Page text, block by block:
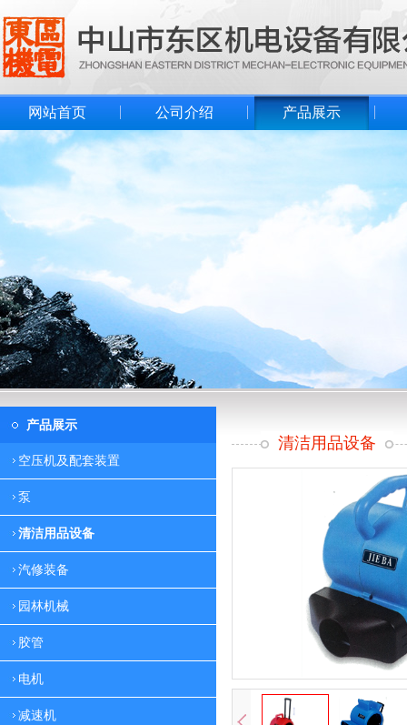
网站首页 公司介绍 产品展示
产品展示
空压机及配套装置
泵
清洁用品设备
汽修装备
园林机械
胶管
电机
减速机
清洁用品设备